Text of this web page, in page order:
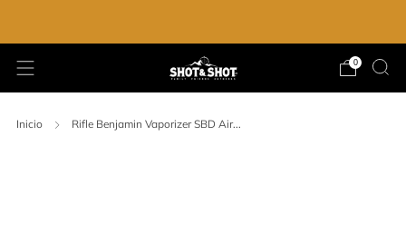
0
Inicio Rifle Benjamin Vaporizer SBD Air...